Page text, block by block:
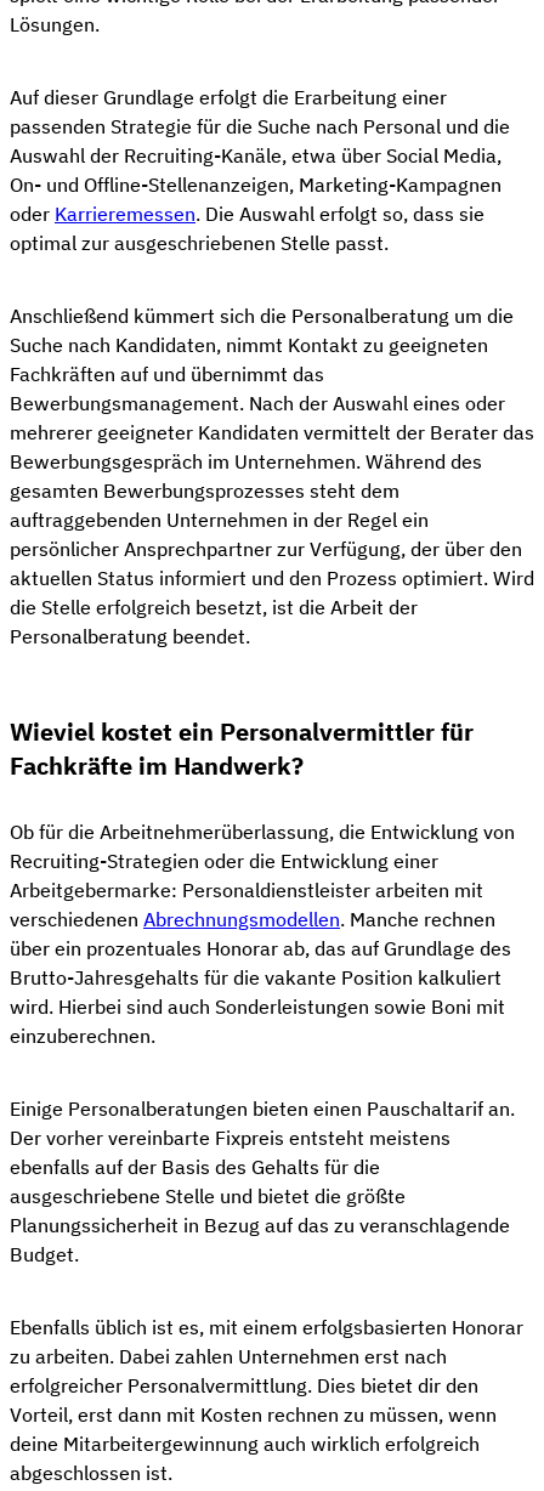
Lösungen.
Auf dieser Grundlage erfolgt die Erarbeitung einer
passenden Strategie für die Suche nach Personal und die
Auswahl der Recruiting-Kanäle, etwa über Social Media,
On- und Offline-Stellenanzeigen, Marketing-Kampagnen
oder Karrieremessen. Die Auswahl erfolgt so, dass sie
optimal zur ausgeschriebenen Stelle passt.
Anschließend kümmert sich die Personalberatung um die
Suche nach Kandidaten, nimmt Kontakt zu geeigneten
Fachkräften auf und übernimmt das
Bewerbungsmanagement. Nach der Auswahl eines oder
mehrerer geeigneter Kandidaten vermittelt der Berater das
Bewerbungsgespräch im Unternehmen. Während des
gesamten Bewerbungsprozesses steht dem
auftraggebenden Unternehmen in der Regel ein
persönlicher Ansprechpartner zur Verfügung, der über den
aktuellen Status informiert und den Prozess optimiert. Wird
die Stelle erfolgreich besetzt, ist die Arbeit der
Personalberatung beendet.
Wieviel kostet ein Personalvermittler für
Fachkräfte im Handwerk?
Ob für die Arbeitnehmerüberlassung, die Entwicklung von
Recruiting-Strategien oder die Entwicklung einer
Arbeitgebermarke: Personaldienstleister arbeiten mit
verschiedenen Abrechnungsmodellen. Manche rechnen
über ein prozentuales Honorar ab, das auf Grundlage des
Brutto-Jahresgehalts für die vakante Position kalkuliert
wird. Hierbei sind auch Sonderleistungen sowie Boni mit
einzuberechnen.
Einige Personalberatungen bieten einen Pauschaltarif an.
Der vorher vereinbarte Fixpreis entsteht meistens
ebenfalls auf der Basis des Gehalts für die
ausgeschriebene Stelle und bietet die größte
Planungssicherheit in Bezug auf das zu veranschlagende
Budget.
Ebenfalls üblich ist es, mit einem erfolgsbasierten Honorar
zu arbeiten. Dabei zahlen Unternehmen erst nach
erfolgreicher Personalvermittlung. Dies bietet dir den
Vorteil, erst dann mit Kosten rechnen zu müssen, wenn
deine Mitarbeitergewinnung auch wirklich erfolgreich
abgeschlossen ist.